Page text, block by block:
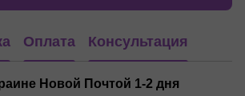
Оплата Консультация
Новой Почтой 1-2 дня